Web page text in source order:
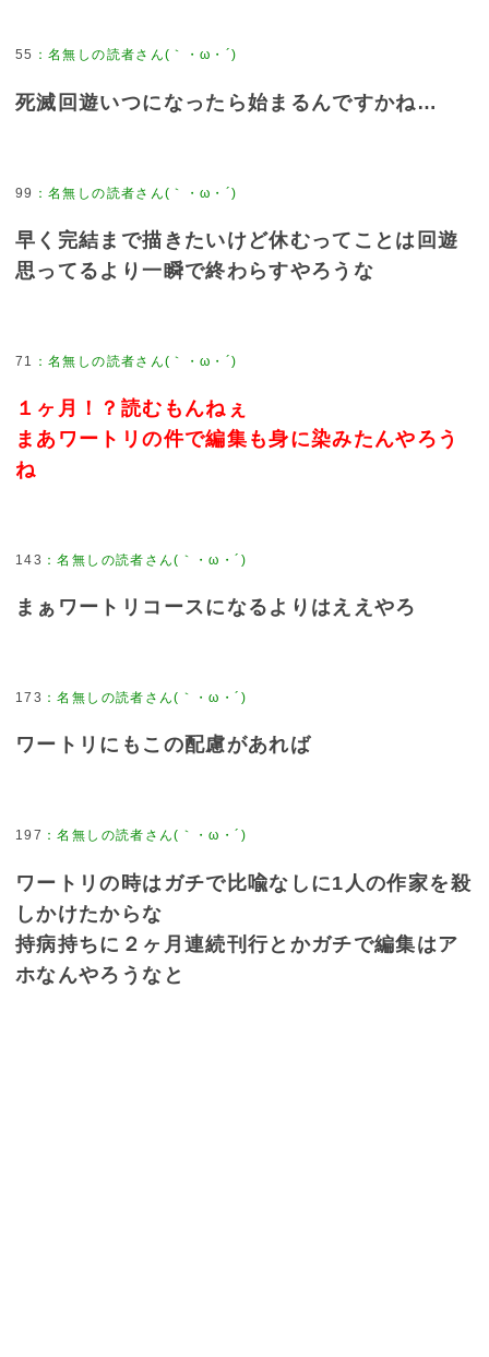
55 ：名無しの読者さん(｀・ω・´)
死滅回遊いつになったら始まるんですかね…
99 ：名無しの読者さん(｀・ω・´)
早く完結まで描きたいけど休むってことは回遊
思ってるより一瞬で終わらすやろうな
71 ：名無しの読者さん(｀・ω・´)
１ヶ月！？読むもんねぇ
まあワートリの件で編集も身に染みたんやろう
ね
143 ：名無しの読者さん(｀・ω・´)
まぁワートリコースになるよりはええやろ
173 ：名無しの読者さん(｀・ω・´)
ワートリにもこの配慮があれば
197 ：名無しの読者さん(｀・ω・´)
ワートリの時はガチで比喩なしに1人の作家を殺
しかけたからな
持病持ちに２ヶ月連続刊行とかガチで編集はア
ホなんやろうなと